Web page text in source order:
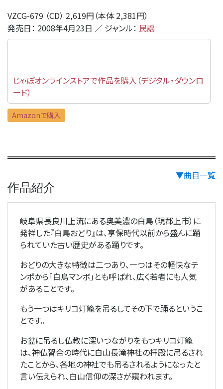
VZCG-679 （CD） 2,619円（本体 2,381円）
発売日： 2008年4月23日 ／ ジャンル： 民謡
じゃぽオンラインストアで作品を購入（デジタル・ダウンロ
ード）
Amazonで購入
▼曲目一覧
作品紹介
岐阜県長良川上流にある奥美濃の白鳥（現郡上市）に
発祥した『白鳥おどり』は、享保時代以前から盛んに踊
られていた古い歴史がある踊りです。
おどりの大きな特徴は二つあり、一つはその軽快なテ
ンポから「白鳥マンボ」とも呼ばれ、広く若者にも人気
があることです。
もう一つはキリコ灯籠を吊るしてその下で踊るというこ
とです。
お盆に吊るし仏教に深いつながりをもつキリコ灯籠
は、神仏習合の時代に白山長滝神社の拝殿に吊るされ
たことから、各地の神社でも吊るされるようになったと
言い伝えられ、白山信仰の深さが窺われます。